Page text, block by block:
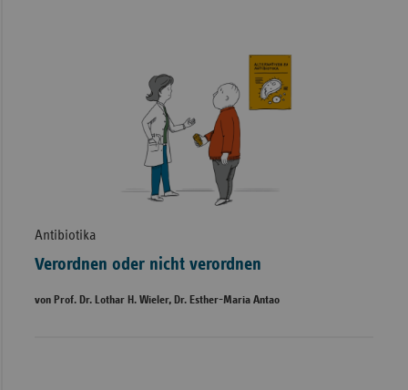
Antibiotika
Verordnen oder nicht verordnen
von Prof. Dr. Lothar H. Wieler, Dr. Esther-Maria Antao